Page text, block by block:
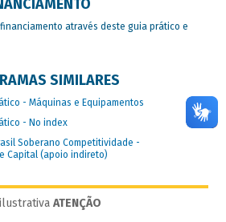
através deste guia prático e
SIMILARES
- Máquinas e Equipamentos
- No index
Soberano Competitividade -
Capital (apoio indireto)
ATENÇÃO